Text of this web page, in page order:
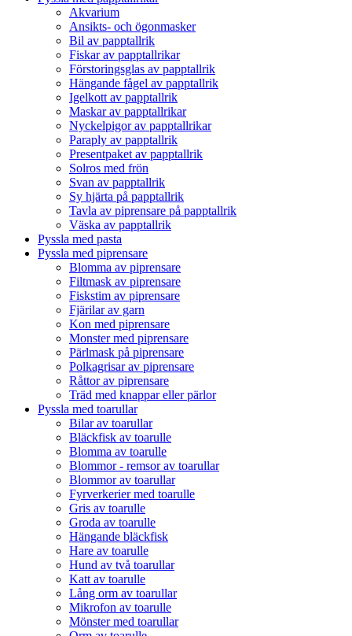
Akvarium
Ansikts- och ögonmasker
Bil av papptallrik
Fiskar av papptallrikar
Förstoringsglas av papptallrik
Hängande fågel av papptallrik
Igelkott av papptallrik
Maskar av papptallrikar
Nyckelpigor av papptallrikar
Paraply av papptallrik
Presentpaket av papptallrik
Solros med frön
Svan av papptallrik
Sy hjärta på papptallrik
Tavla av piprensare på papptallrik
Väska av papptallrik
Pyssla med pasta
Pyssla med piprensare
Blomma av piprensare
Filtmask av piprensare
Fiskstim av piprensare
Fjärilar av garn
Kon med piprensare
Monster med piprensare
Pärlmask på piprensare
Polkagrisar av piprensare
Råttor av piprensare
Träd med knappar eller pärlor
Pyssla med toarullar
Bilar av toarullar
Bläckfisk av toarulle
Blomma av toarulle
Blommor - remsor av toarullar
Blommor av toarullar
Fyrverkerier med toarulle
Gris av toarulle
Groda av toarulle
Hängande bläckfisk
Hare av toarulle
Hund av två toarullar
Katt av toarulle
Lång orm av toarullar
Mikrofon av toarulle
Mönster med toarullar